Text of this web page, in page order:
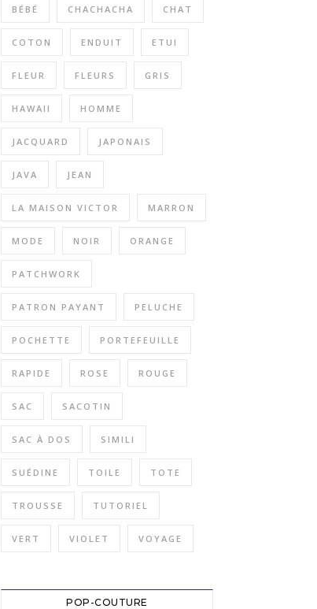
BÉBÉ CHACHACHA CHAT
COTON ENDUIT ETUI
FLEUR FLEURS GRIS
HAWAII HOMME
JACQUARD JAPONAIS
JAVA JEAN
LA MAISON VICTOR MARRON
MODE NOIR ORANGE
PATCHWORK
PATRON PAYANT PELUCHE
POCHETTE PORTEFEUILLE
RAPIDE ROSE ROUGE
SAC SACOTIN
SAC À DOS SIMILI
SUÉDINE TOILE TOTE
TROUSSE TUTORIEL
VERT VIOLET VOYAGE
POP-COUTURE